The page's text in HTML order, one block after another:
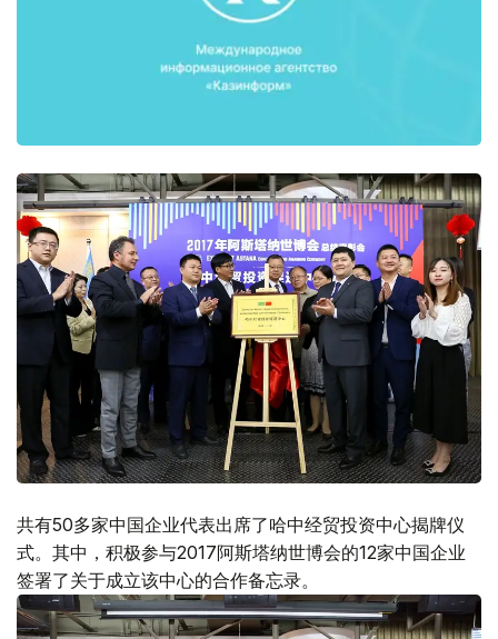
共有50多家中国企业代表出席了哈中经贸投资中心揭牌仪
式。其中，积极参与2017阿斯塔纳世博会的12家中国企业
签署了关于成立该中心的合作备忘录。